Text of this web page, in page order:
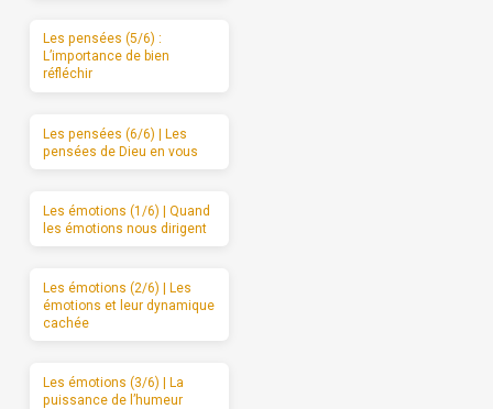
Les pensées (5/6) :
L’importance de bien
réfléchir
Les pensées (6/6) | Les
pensées de Dieu en vous
Les émotions (1/6) | Quand
les émotions nous dirigent
Les émotions (2/6) | Les
émotions et leur dynamique
cachée
Les émotions (3/6) | La
puissance de l’humeur